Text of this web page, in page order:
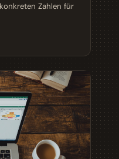
Zahlen für